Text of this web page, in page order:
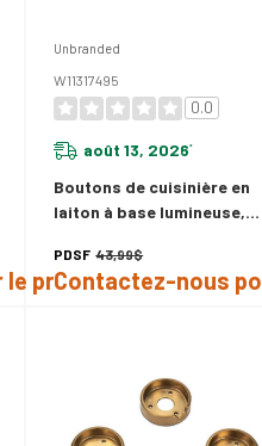
le prix
Unbranded
W11317495
0.0
août 13, 2026*
Boutons de cuisinière en
laiton à base lumineuse,
W11317495
PDSF 43,99$
Contactez-nous